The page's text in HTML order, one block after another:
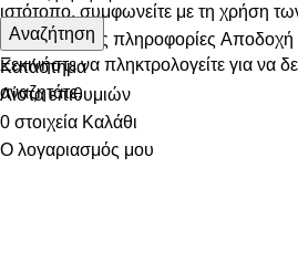
Αναζήτηση
Ξεκινήστε να πληκτρολογείτε για να
αναζητάτε.
ιστότοπο, συμφωνείτε με τη χρήση
Περισσότερες πληροφορίες Αποδοχή
Κατάστημα
Λίστα επιθυμιών
0 στοιχεία Καλάθι
Ο λογαριασμός μου